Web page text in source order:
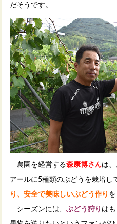
だそうです。
農園を経営する森康博さんは
アールに5種類のぶどうを栽培し
り、安全で美味しいぶどう作り
シーズンには、ぶどう狩り は